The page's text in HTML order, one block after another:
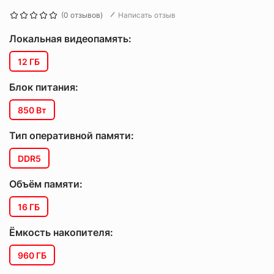
(0 отзывов) Написать отзыв
Локальная видеопамять:
12 ГБ
Блок питания:
850 Вт
Тип оперативной памяти:
DDR5
Объём памяти:
16 ГБ
Ёмкость накопителя:
960 ГБ